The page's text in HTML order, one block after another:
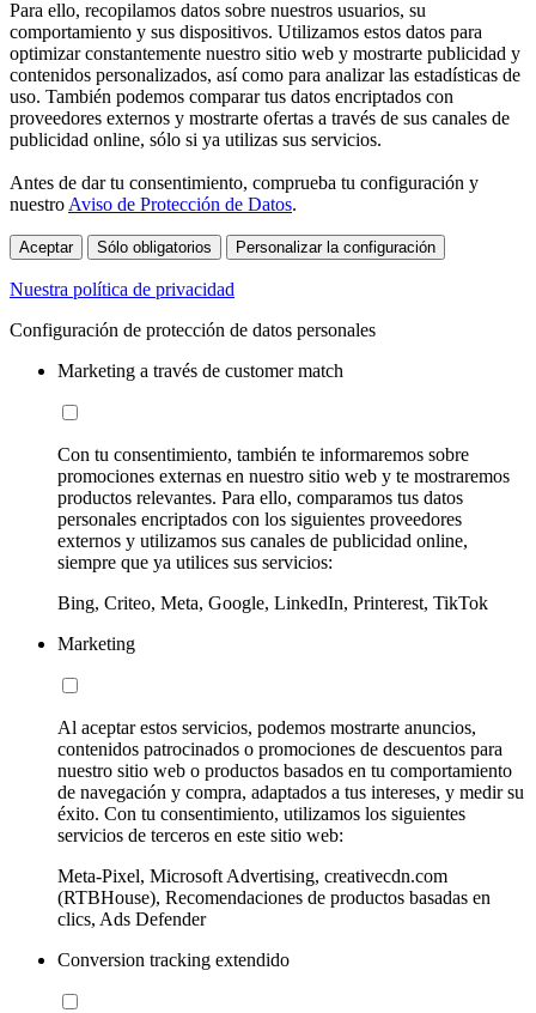
Para ello, recopilamos datos sobre nuestros usuarios, su
comportamiento y sus dispositivos. Utilizamos estos datos para
optimizar constantemente nuestro sitio web y mostrarte publicidad y
contenidos personalizados, así como para analizar las estadísticas de
uso. También podemos comparar tus datos encriptados con
proveedores externos y mostrarte ofertas a través de sus canales de
publicidad online, sólo si ya utilizas sus servicios.
Antes de dar tu consentimiento, comprueba tu configuración y
nuestroAviso de Protección de Datos.
Aceptar Sólo obligatorios Personalizar la configuración
Nuestra política de privacidad
Configuración de protección de datos personales
Marketing a través de customer match
Con tu consentimiento, también te informaremos sobre
promociones externas en nuestro sitio web y te mostraremos
productos relevantes. Para ello, comparamos tus datos
personales encriptados con los siguientes proveedores
externos y utilizamos sus canales de publicidad online,
siempre que ya utilices sus servicios:
Bing, Criteo, Meta, Google, LinkedIn, Printerest, TikTok
Marketing
Al aceptar estos servicios, podemos mostrarte anuncios,
contenidos patrocinados o promociones de descuentos para
nuestro sitio web o productos basados en tu comportamiento
de navegación y compra, adaptados a tus intereses, y medir su
éxito. Con tu consentimiento, utilizamos los siguientes
servicios de terceros en este sitio web:
Meta-Pixel, Microsoft Advertising, creativecdn.com
(RTBHouse), Recomendaciones de productos basadas en
clics, Ads Defender
Conversion tracking extendido